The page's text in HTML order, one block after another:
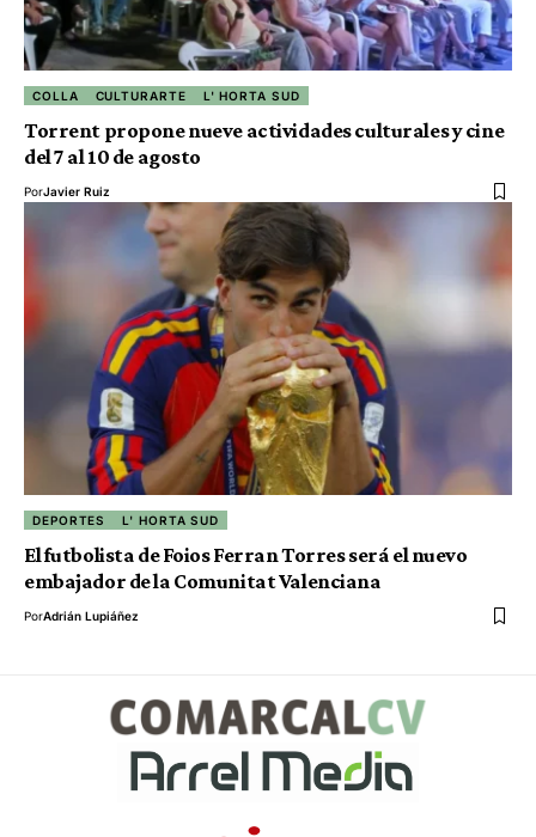
COLLA CULTURARTE L' HORTA SUD
Torrent propone nueve actividades culturales y cine
del 7 al 10 de agosto
PorJavier Ruiz
DEPORTES L' HORTA SUD
El futbolista de Foios Ferran Torres será el nuevo
embajador de la Comunitat Valenciana
PorAdrián Lupiáñez